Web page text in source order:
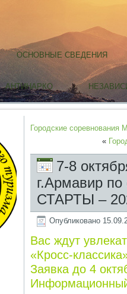
ОСНОВНЫЕ СВЕДЕНИЯ
АНТИНАРКО
Городские
«
7-8
г.Армавир
СТАРТЫ –
Опубликовано
Вас ждут
«Кросс-
Заявка до 4